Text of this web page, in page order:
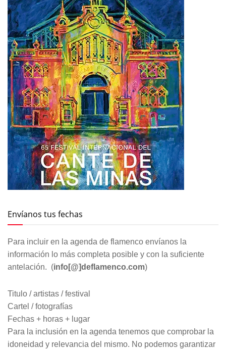
Envíanos tus fechas
Para incluir en la agenda de flamenco envíanos la
información lo más completa posible y con la suficiente
antelación. (info[@]deflamenco.com)
Titulo / artistas / festival
Cartel / fotografías
Fechas + horas + lugar
Para la inclusión en la agenda tenemos que comprobar la
idoneidad y relevancia del mismo. No podemos garantizar